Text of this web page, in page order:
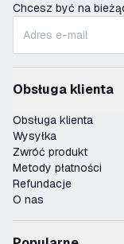
Chcesz być na
Obsługa klienta
Obsługa klienta
Wysyłka
Zwróć produkt
Metody płatności
Refundacje
O nas